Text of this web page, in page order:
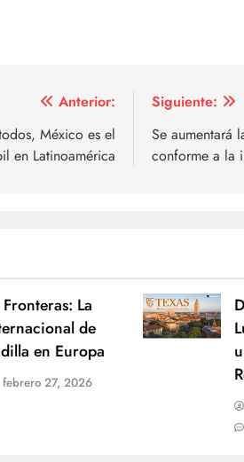
Anterior:
México es el
en Latinoamérica
Siguiente:
Se aumentará
conforme a la
La
de
en Europa
febrero 27, 2026